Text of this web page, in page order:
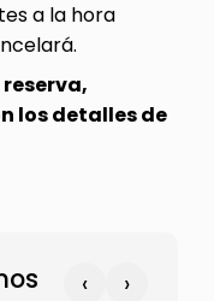
a la hora
los detalles de
‹ ›